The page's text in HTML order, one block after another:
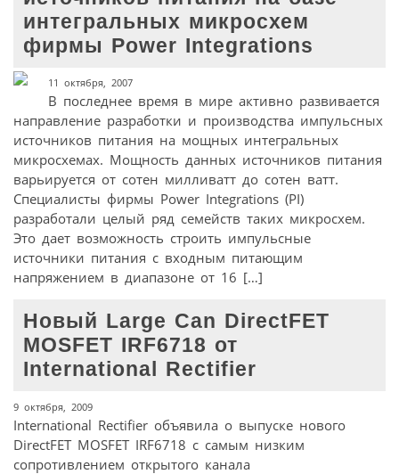
интегральных микросхем
фирмы Power Integrations
11 октября, 2007
В последнее время в мире активно развивается
направление разработки и производства импульсных
источников питания на мощных интегральных
микросхемах. Мощность данных источников питания
варьируется от сотен милливатт до сотен ватт.
Специалисты фирмы Power Integrations (PI)
разработали целый ряд семейств таких микросхем.
Это дает возможность строить импульсные
источники питания с входным питающим
напряжением в диапазоне от 16 […]
Новый Large Can DirectFET
MOSFET IRF6718 от
International Rectifier
9 октября, 2009
International Rectifier объявила о выпуске нового
DirectFET MOSFET IRF6718 с самым низким
сопротивлением открытого канала